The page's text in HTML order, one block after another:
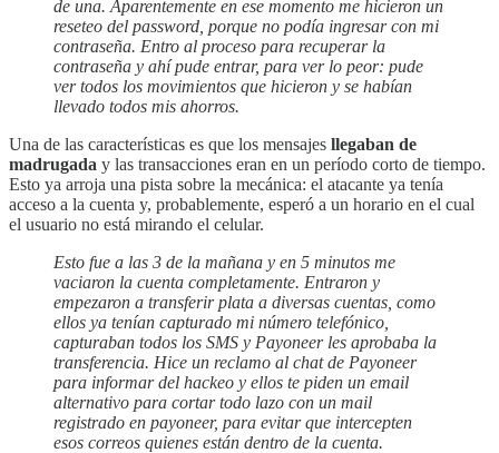
de una. Aparentemente en ese momento me hicieron un
reseteo del password, porque no podía ingresar con mi
contraseña. Entro al proceso para recuperar la
contraseña y ahí pude entrar, para ver lo peor: pude
ver todos los movimientos que hicieron y se habían
llevado todos mis ahorros.
Una de las características es que los mensajes llegaban de
madrugada y las transacciones eran en un período corto de tiempo.
Esto ya arroja una pista sobre la mecánica: el atacante ya tenía
acceso a la cuenta y, probablemente, esperó a un horario en el cual
el usuario no está mirando el celular.
Esto fue a las 3 de la mañana y en 5 minutos me
vaciaron la cuenta completamente. Entraron y
empezaron a transferir plata a diversas cuentas, como
ellos ya tenían capturado mi número telefónico,
capturaban todos los SMS y Payoneer les aprobaba la
transferencia. Hice un reclamo al chat de Payoneer
para informar del hackeo y ellos te piden un email
alternativo para cortar todo lazo con un mail
registrado en payoneer, para evitar que intercepten
esos correos quienes están dentro de la cuenta.